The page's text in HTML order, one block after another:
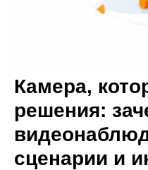
Камера,
решения:
сценарии и